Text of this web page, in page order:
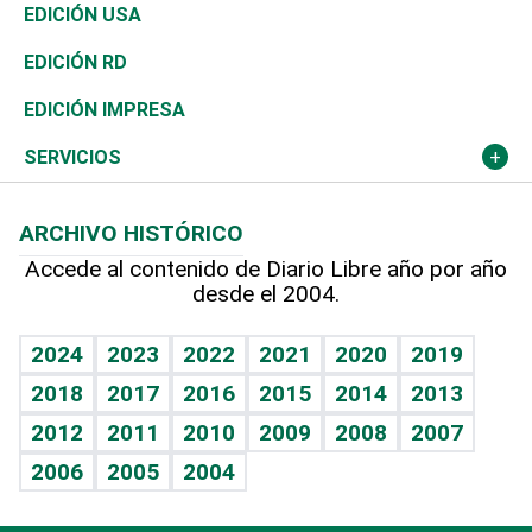
Reportajes
África
Ocenanía
Caribe
Resto del mundo
Vivienda
Telecom.
Global y variable
Economía personal
Buena Vida
Sociales
Novedades
Podcast Arte Libre
Hablando con el pediatra
Vida y familia
Eñe
Celebrando la vida
Sin complejos
Ciclismo
Tenis
Olimpismo
Más deportes
Línea de hit
TBT Deportivo
En Directo
El Espía
Noticiero Poteleche
Columnistas
Más firmas
Tecnología
Historia
Martes de tecnología
Cambio climático
Economía
Revista
Deportes
Opinión
Hecho en casa
Guía del dinero
EDICIÓN USA
EDICIÓN RD
EDICIÓN IMPRESA
SERVICIOS
Cumpleaños
Horóscopos
Crucigramas
ARCHIVO HISTÓRICO
Accede al contenido de Diario Libre año por año
desde el 2004.
2024 2023 2022 2021 2020
2019
2018
2017 2016 2015 2014
2013
2012
2011 2010 2009 2008
2007
2006
2005 2004